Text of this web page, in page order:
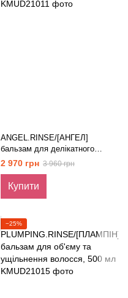
ANGEL.RINSE/[АНГЕЛ]
бальзам для делікатного
догляду за кольором, 500 мл
2 970 грн 3 960 грн
Купити
−25%